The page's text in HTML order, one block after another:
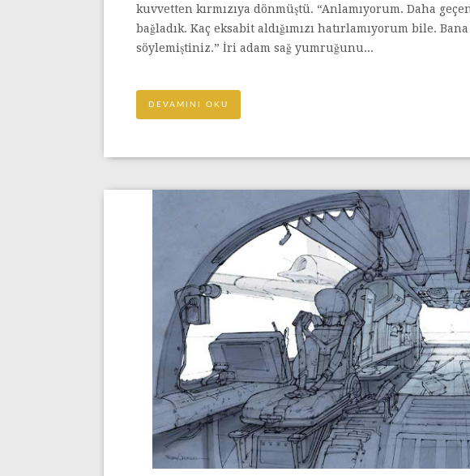
kuvvetten kırmızıya dönmüştü. “Anlamıyorum. Daha
bağladık. Kaç eksabit aldığımızı hatırlamıyorum bile.
söylemiştiniz.” İri adam sağ yumruğunu...
DEVAMINI OKU